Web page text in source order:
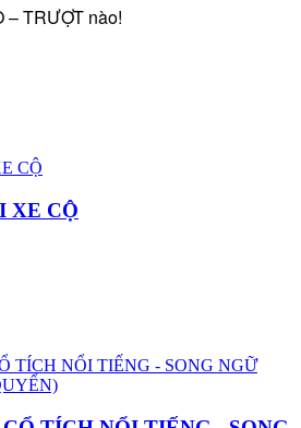
– TRƯỢT nào!
XE CỘ